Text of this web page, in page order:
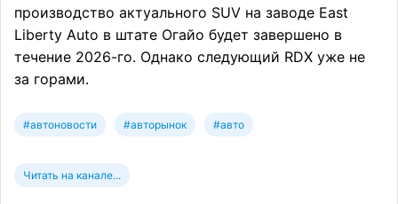
производство актуального SUV на заводе East
Liberty Auto в штате Огайо будет завершено в
течение 2026-го. Однако следующий RDX уже не
за горами.
#автоновости #авторынок #авто
Читать на канале...